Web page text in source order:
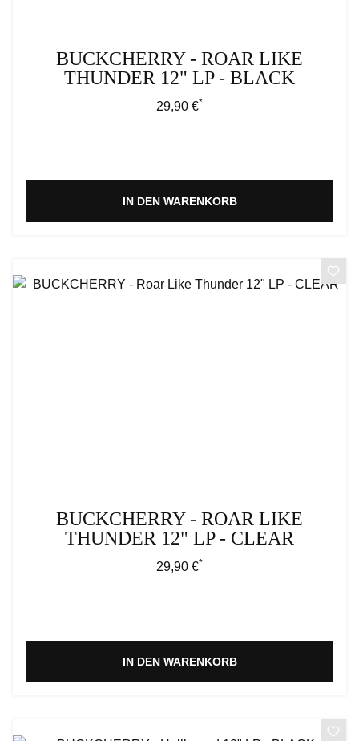
BUCKCHERRY - ROAR LIKE
THUNDER 12" LP - BLACK
Regulärer Preis:
29,90 €*
IN DEN WARENKORB
BUCKCHERRY - ROAR LIKE
THUNDER 12" LP - CLEAR
Regulärer Preis:
29,90 €*
IN DEN WARENKORB